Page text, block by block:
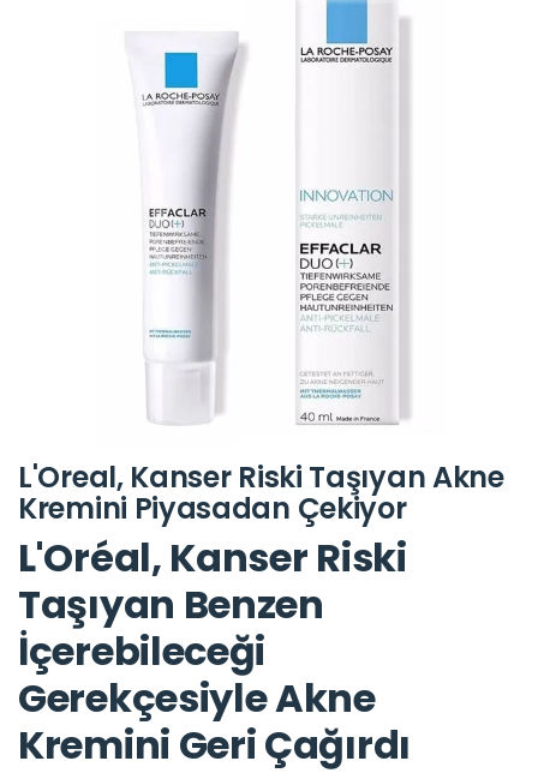
L'Oreal, Kanser Riski Taşıyan Akne
Kremini Piyasadan Çekiyor
L'Oréal, Kanser Riski
Taşıyan Benzen
İçerebileceği
Gerekçesiyle Akne
Kremini Geri Çağırdı